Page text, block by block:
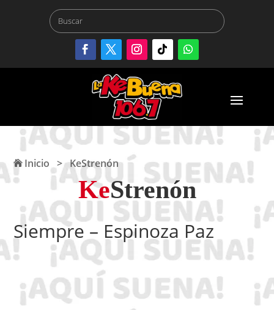
Inicio >KeStrenón
KeStrenón
Siempre – Espinoza Paz